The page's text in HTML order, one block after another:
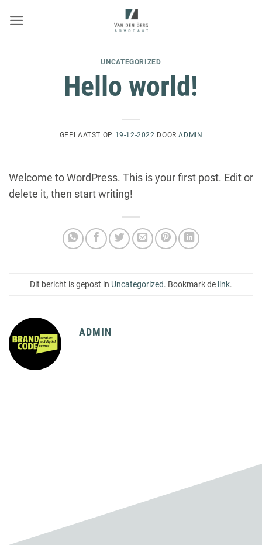
naar
UNCATEGORIZED
Hello world!
GEPLAATST OP 19-12-2022 DOORADMIN
Welcome to WordPress. This is your first post. Edit or
delete it, then start writing!
Dit bericht is gepost in Uncategorized. Bookmark de link.
ADMIN